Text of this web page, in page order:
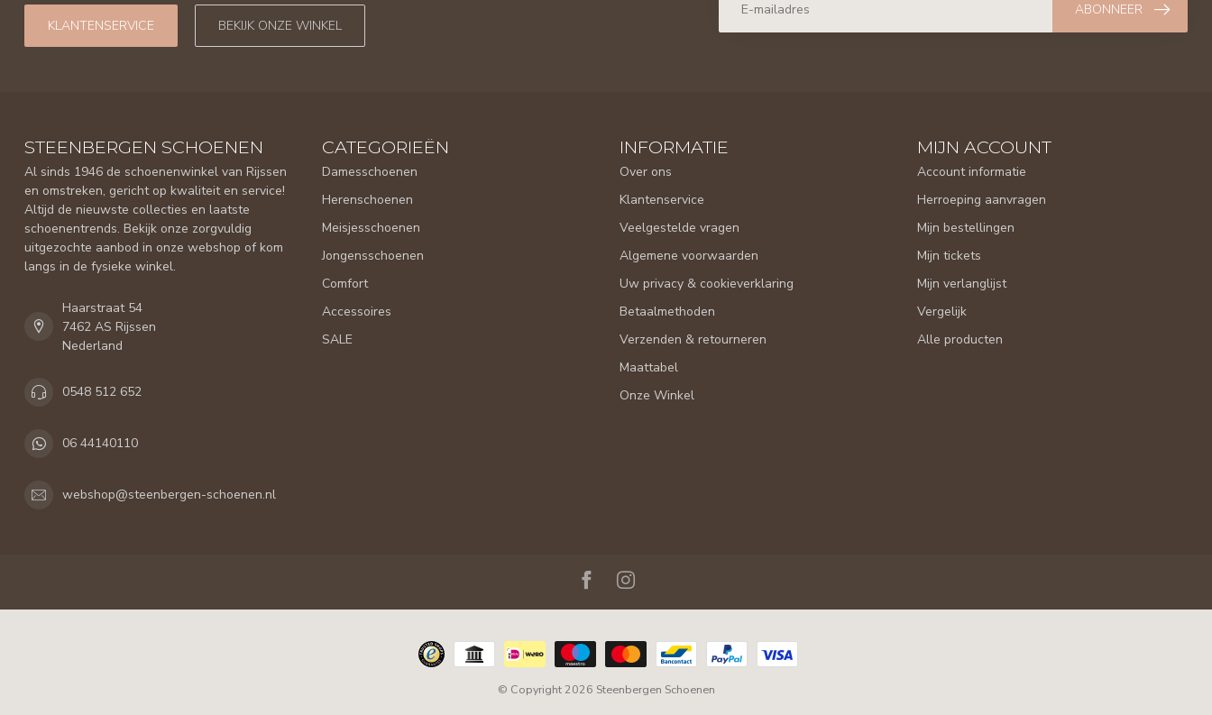
KLANTENSERVICE BEKIJK ONZE WINKEL
ABONNEER
STEENBERGEN SCHOENEN
Al sinds 1946 de schoenenwinkel van Rijssen
en omstreken, gericht op kwaliteit en service!
Altijd de nieuwste collecties en laatste
schoenentrends. Bekijk onze zorgvuldig
uitgezochte aanbod in onze webshop of kom
langs in de fysieke winkel.
Haarstraat 54
7462 AS Rijssen
Nederland
0548 512 652
06 44140110
webshop@steenbergen-schoenen.nl
CATEGORIEËN
Damesschoenen
Herenschoenen
Meisjesschoenen
Jongensschoenen
Comfort
Accessoires
SALE
INFORMATIE
Over ons
Klantenservice
Veelgestelde vragen
Algemene voorwaarden
Uw privacy & cookieverklaring
Betaalmethoden
Verzenden & retourneren
Maattabel
Onze Winkel
MIJN ACCOUNT
Account informatie
Herroeping aanvragen
Mijn bestellingen
Mijn tickets
Mijn verlanglijst
Vergelijk
Alle producten
© Copyright 2026 Steenbergen Schoenen